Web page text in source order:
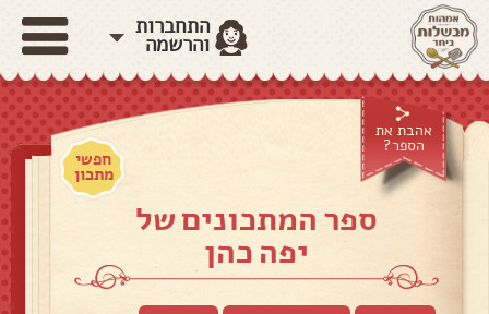
התחברות
והרשמה
אהבת את
הספר?
חפשי
מתכון
ספר המתכונים של
יפה כהן